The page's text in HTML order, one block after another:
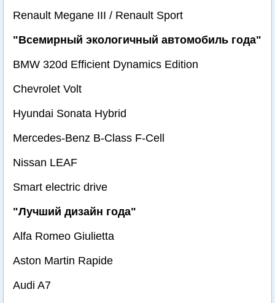
Renault Megane III / Renault Sport
"Всемирный экологичный автомобиль года"
BMW 320d Efficient Dynamics Edition
Chevrolet Volt
Hyundai Sonata Hybrid
Mercedes-Benz B-Class F-Cell
Nissan LEAF
Smart electric drive
"Лучший дизайн года"
Alfa Romeo Giulietta
Aston Martin Rapide
Audi A7